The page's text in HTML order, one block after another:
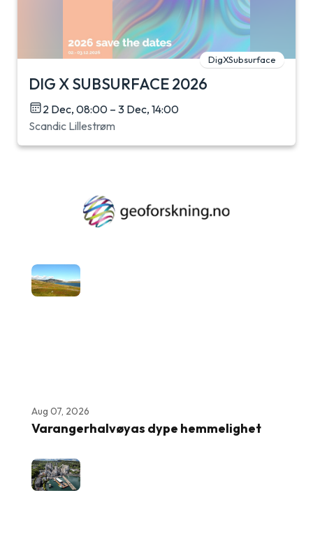
DigXSubsurface
DIG X SUBSURFACE 2026
2 Dec, 08:00 – 3 Dec, 14:00
Scandic Lillestrøm
Aug 07, 2026
Varangerhalvøyas dype hemmelighet